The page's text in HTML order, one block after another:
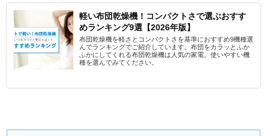
軽い布団乾燥機！コンパクトさで選ぶおすす
めランキング9選【2026年版】
布団乾燥機を軽さとコンパクトさを基準におすすめ9機種選
んでランキングでご紹介しています。布団をカラッとふか
ふかにしてくれる布団乾燥機は人気の家電。使いやすい機
種を選んでみてください。